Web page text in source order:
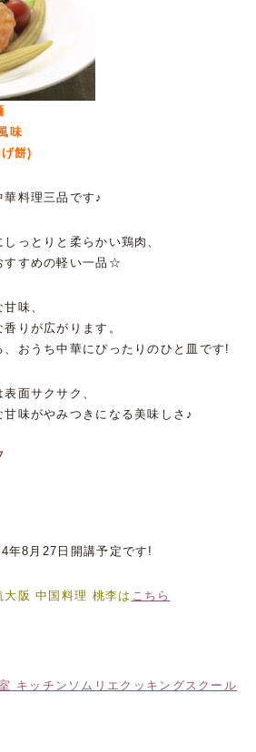
味
餅)
料理三品です♪
っとりと柔らかい鶏肉、
すすめの軽い一品☆
味、
りが広がります。
おうち中華にぴったりのひと皿です!
面サクサク、
味がやみつきになる美味しさ♪
年8月27日開講予定です!
阪 中国料理 桃李は こちら
キッチンソムリエクッキングスクール